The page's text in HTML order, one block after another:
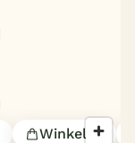
Winkelen